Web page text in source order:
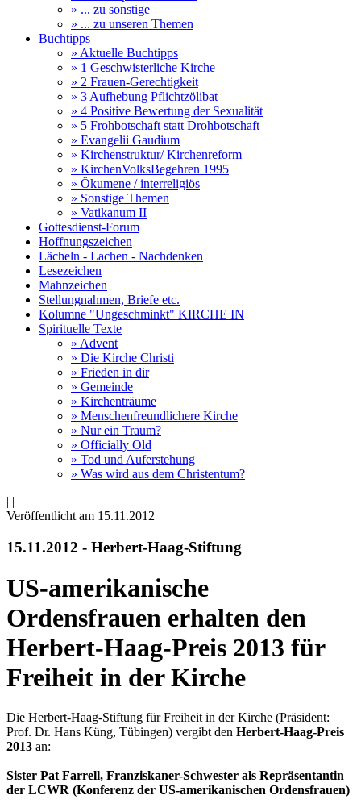
» ... zu sonstige
» ... zu unseren Themen
Buchtipps
» Aktuelle Buchtipps
» 1 Geschwisterliche Kirche
» 2 Frauen-Gerechtigkeit
» 3 Aufhebung Pflichtzölibat
» 4 Positive Bewertung der Sexualität
» 5 Frohbotschaft statt Drohbotschaft
» Evangelii Gaudium
» Kirchenstruktur/ Kirchenreform
» KirchenVolksBegehren 1995
» Ökumene / interreligiös
» Sonstige Themen
» Vatikanum II
Gottesdienst-Forum
Hoffnungszeichen
Lächeln - Lachen - Nachdenken
Lesezeichen
Mahnzeichen
Stellungnahmen, Briefe etc.
Kolumne "Ungeschminkt" KIRCHE IN
Spirituelle Texte
» Advent
» Die Kirche Christi
» Frieden in dir
» Gemeinde
» Kirchenträume
» Menschenfreundlichere Kirche
» Nur ein Traum?
» Officially Old
» Tod und Auferstehung
» Was wird aus dem Christentum?
| |
Veröffentlicht am 15­.11.2012
15.11.2012 - Herbert-Haag-Stiftung
US-amerikanische
Ordensfrauen erhalten den
Herbert-Haag-Preis 2013 für
Freiheit in der Kirche
Die Herbert-Haag-Stiftung für Freiheit in der Kirche (Präsident:
Prof. Dr. Hans Küng, Tübingen) vergibt den Herbert-Haag-Preis
2013 an:
Sister Pat Farrell, Franziskaner-Schwester als Repräsentantin
der LCWR (Konferenz der US-amerikanischen Ordensfrauen)